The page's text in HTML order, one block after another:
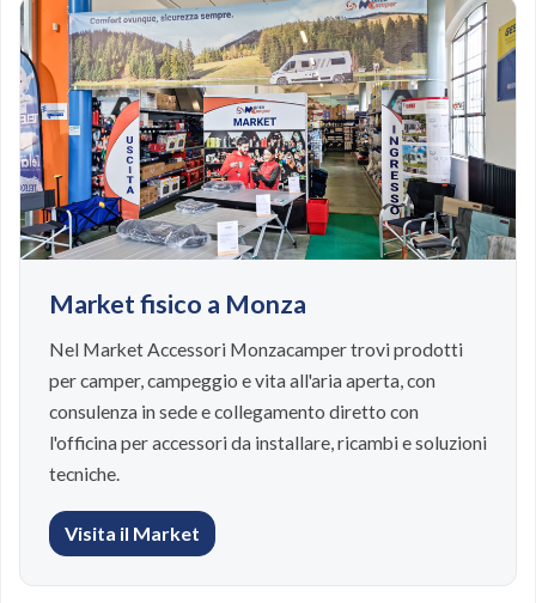
Market fisico a Monza
Nel Market Accessori Monzacamper trovi prodotti
per camper, campeggio e vita all'aria aperta, con
consulenza in sede e collegamento diretto con
l'officina per accessori da installare, ricambi e soluzioni
tecniche.
Visita il Market